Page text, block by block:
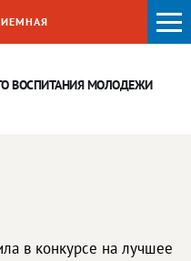
ВОСПИТАНИЯМОЛОДЕЖИ
в конкурсе на лучшее